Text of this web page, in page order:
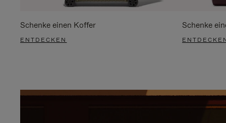
Schenke einen Koffer
ENTDECKEN
Schenke